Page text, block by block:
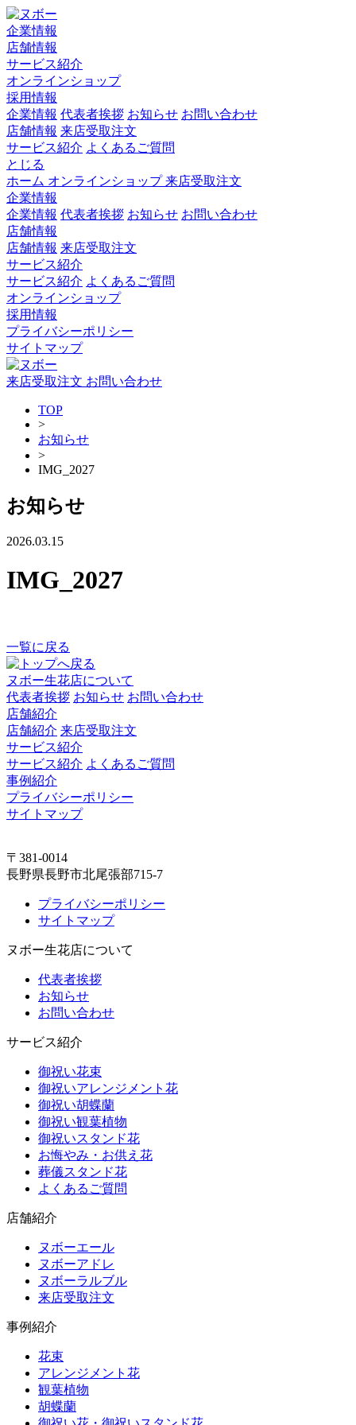
企業情報
店舗情報
サービス紹介
オンラインショップ
採用情報
企業情報 代表者挨拶 お知らせ お問い合わせ
店舗情報 来店受取注文
サービス紹介 よくあるご質問
とじる
ホーム オンラインショップ来店受取注文
企業情報
企業情報 代表者挨拶 お知らせ お問い合わせ
店舗情報
店舗情報 来店受取注文
サービス紹介
サービス紹介 よくあるご質問
オンラインショップ
採用情報
プライバシーポリシー
サイトマップ
来店受取注文 お問い合わせ
TOP
>
お知らせ
>
IMG_2027
お知らせ
2026.03.15
IMG_2027
一覧に戻る
ヌボー生花店について
代表者挨拶 お知らせ お問い合わせ
店舗紹介
店舗紹介 来店受取注文
サービス紹介
サービス紹介 よくあるご質問
事例紹介
プライバシーポリシー
サイトマップ
〒381-0014
長野県長野市北尾張部715-7
プライバシーポリシー
サイトマップ
ヌボー生花店について
代表者挨拶
お知らせ
お問い合わせ
サービス紹介
御祝い花束
御祝いアレンジメント花
御祝い胡蝶蘭
御祝い観葉植物
御祝いスタンド花
お悔やみ・お供え花
葬儀スタンド花
よくあるご質問
店舗紹介
ヌボーエール
ヌボーアドレ
ヌボーラルブル
来店受取注文
事例紹介
花束
アレンジメント花
観葉植物
胡蝶蘭